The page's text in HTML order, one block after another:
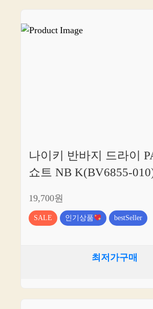
나이키 반바지 드라이
쇼트 NB K(BV6855-
19,700원
SALE 인기상품 bestSeller
최저가구매